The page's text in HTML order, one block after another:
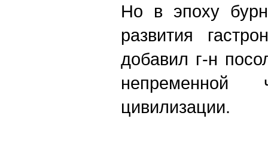
Но в эпоху
развития
добавил г-н
непременной
цивилизации.